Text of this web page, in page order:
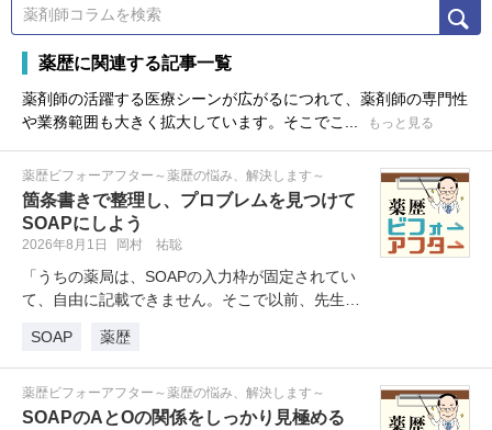
薬歴に関連する記事一覧
薬剤師の活躍する医療シーンが広がるにつれて、薬剤師の専門性
や業務範囲も大きく拡大しています。そこでこ...
もっと見る
薬歴ビフォーアフター～薬歴の悩み、解決します～
箇条書きで整理し、プロブレムを見つけて
SOAPにしよう
2026年8月1日 岡村 祐聡
「うちの薬局は、SOAPの入力枠が固定されてい
て、自由に記載できません。そこで以前、先生に
SOAP
薬歴
薬歴ビフォーアフター～薬歴の悩み、解決します～
SOAPのAとOの関係をしっかり見極める